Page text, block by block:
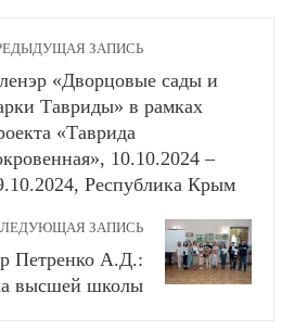
ЗАПИСЬ
«Дворцовые сады и
Тавриды» в рамках
«Таврида
10.10.2024 –
Республика Крым
ЗАПИСЬ
Петренко А.Д.:
высшей школы